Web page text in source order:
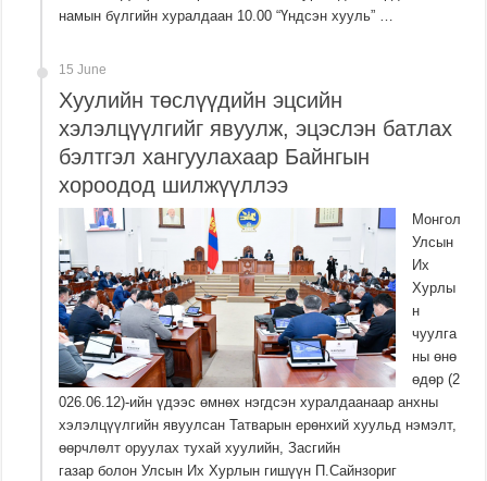
намын бүлгийн хуралдаан 10.00 “Үндсэн хууль” …
15 June
Хуулийн төслүүдийн эцсийн
хэлэлцүүлгийг явуулж, эцэслэн батлах
бэлтгэл хангуулахаар Байнгын
хороодод шилжүүллээ
Монгол
Улсын
Их
Хурлы
н
чуулга
ны өнө
өдөр (2
026.06.12)-ийн үдээс өмнөх нэгдсэн хуралдаанаар анхны
хэлэлцүүлгийн явуулсан Татварын ерөнхий хуульд нэмэлт,
өөрчлөлт оруулах тухай хуулийн, Засгийн
газар болон Улсын Их Хурлын гишүүн П.Сайнзориг